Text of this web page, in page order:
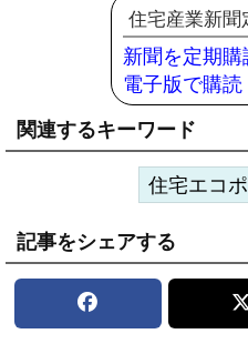
住宅産業新聞
新聞を定期購
電子版で購読
関連するキーワード
住宅エコ
記事をシェアする